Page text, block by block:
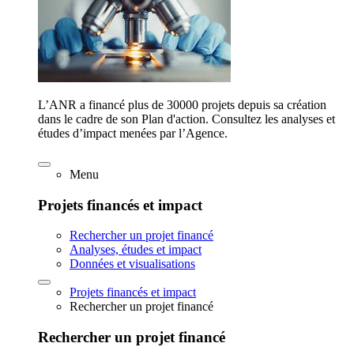
L’ANR a financé plus de 30000 projets depuis sa création
dans le cadre de son Plan d'action. Consultez les analyses et
études d’impact menées par l’Agence.
Menu
Projets financés et impact
Rechercher un projet financé
Analyses, études et impact
Données et visualisations
Projets financés et impact
Rechercher un projet financé
Rechercher un projet financé